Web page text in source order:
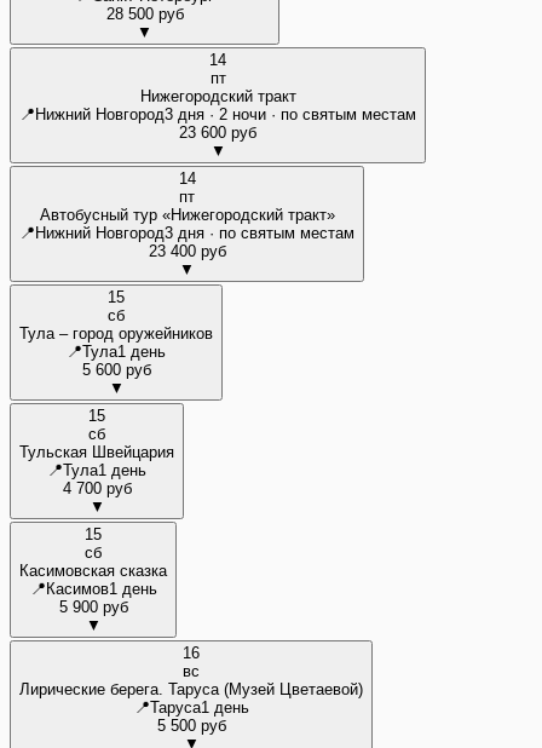
28 500 руб
▼
14
пт
Нижегородский тракт
📍 Нижний Новгород3 дня · 2 ночи · по святым местам
23 600 руб
▼
14
пт
Автобусный тур «Нижегородский тракт»
📍 Нижний Новгород3 дня · по святым местам
23 400 руб
▼
15
сб
Тула – город оружейников
📍Тула1 день
5 600 руб
▼
15
сб
Тульская Швейцария
📍Тула1 день
4 700 руб
▼
15
сб
Касимовская сказка
📍 Касимов1 день
5 900 руб
▼
16
вс
Лирические берега. Таруса (Музей Цветаевой)
📍Таруса1 день
5 500 руб
▼